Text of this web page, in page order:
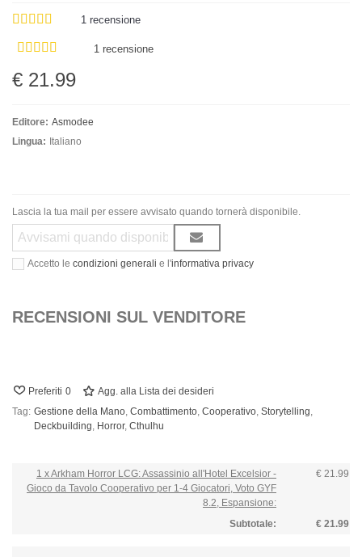
1 recensione
1 recensione
€ 21.99
Editore: Asmodee
Lingua: Italiano
Lascia la tua mail per essere avvisato quando tornerà disponibile.
Accetto le condizioni generali e l'informativa privacy
RECENSIONI SUL VENDITORE
Preferiti 0
Agg. alla Lista dei desideri
Tag: Gestione della Mano, Combattimento, Cooperativo, Storytelling,
Deckbuilding, Horror, Cthulhu
1 x Arkham Horror LCG: Assassinio all'Hotel Excelsior -
Gioco da Tavolo Cooperativo per 1-4 Giocatori, Voto GYF
8.2, Espansione:
€ 21.99
Subtotale: € 21.99